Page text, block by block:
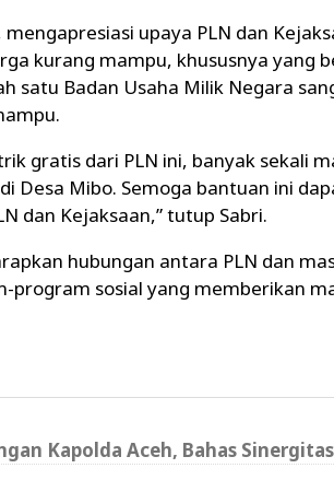
upaya PLN dan
kurang mampu, khususnya yang
satu Badan Usaha Milik Negara
gratis dari PLN ini, banyak sekali
Desa Mibo. Semoga bantuan ini
dan Kejaksaan,” tutup Sabri.
hubungan antara PLN dan
sosial yang memberikan
Kapolda Aceh, Bahas